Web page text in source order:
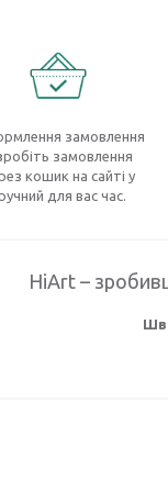
замовлення
замовлення
кошик на сайті у
для вас час.
HiArt –